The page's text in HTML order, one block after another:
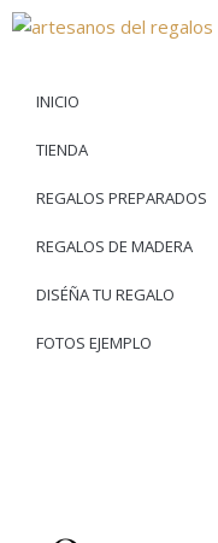
INICIO
TIENDA
REGALOS PREPARADOS
REGALOS DE MADERA
DISÉÑA TU REGALO
FOTOS EJEMPLO